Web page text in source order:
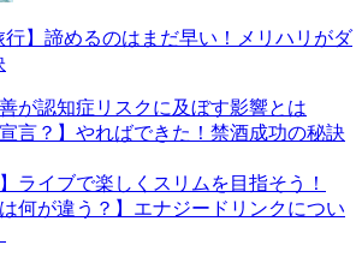
行】諦めるのはまだ早い！メリハリがダ
が認知症リスクに及ぼす影響とは
言？】やればできた！禁酒成功の秘訣
ライブで楽しくスリムを目指そう！
何が違う？】エナジードリンクについ